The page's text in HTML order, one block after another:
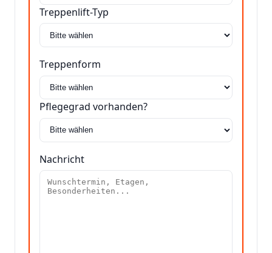
Treppenlift-Typ
Treppenform
Pflegegrad vorhanden?
Nachricht